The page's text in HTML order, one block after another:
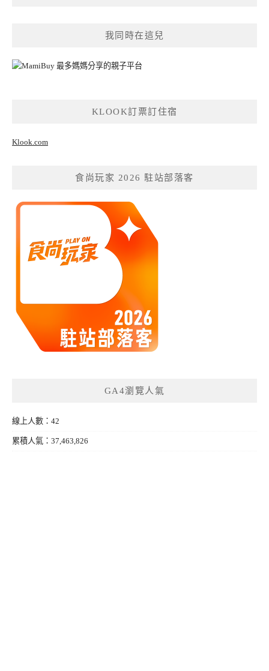
我同時在這兒
KLOOK訂票訂住宿
Klook.com
食尚玩家 2026 駐站部落客
GA4瀏覽人氣
線上人數：42
累積人氣：37,463,826